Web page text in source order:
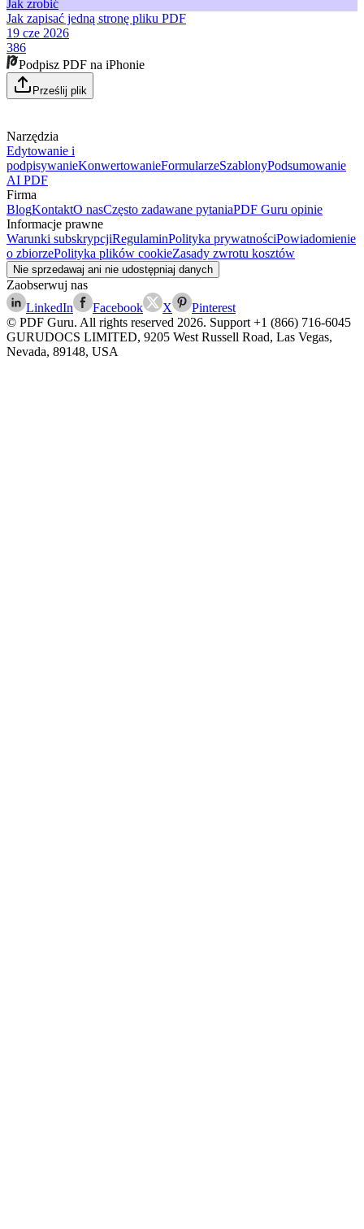
Jak zrobić
Jak zapisać jedną stronę pliku PDF
19 cze 2026
386
Podpisz PDF na iPhonie
Prześlij plik
Narzędzia
Edytowanie i
podpisywanieKonwertowanieFormularzeSzablonyPodsumowanie
AI PDF
Firma
BlogKontaktO nasCzęsto zadawane pytaniaPDF Guru opinie
Informacje prawne
Warunki subskrypcjiRegulaminPolityka prywatnościPowiadomienie
o zbiorzePolityka plików cookieZasady zwrotu kosztów
Nie sprzedawaj ani nie udostępniaj danych
Zaobserwuj nas
LinkedIn
Facebook X
Pinterest
© PDF Guru. All rights reserved 2026. Support +1 (866) 716-6045
GURUDOCS LIMITED, 9205 West Russell Road, Las Vegas,
Nevada, 89148, USA